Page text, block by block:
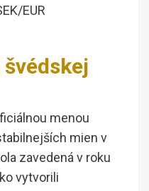
menou
mien v
zavedená v roku
vytvorili